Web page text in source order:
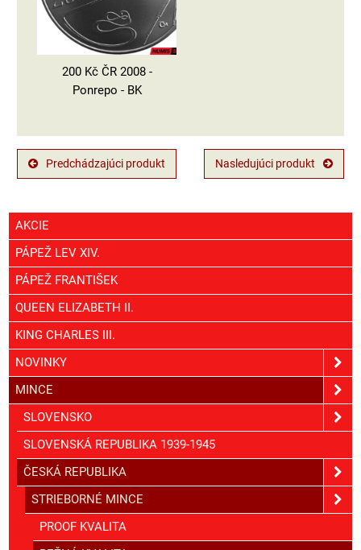
200 Kč ČR 2008 -
Ponrepo - BK
Predchádzajúci produkt Nasledujúci produkt
AKCIE
PÁPEŽ LEV XIV.
PÁPEŽ FRANTIŠEK
QUEEN ELIZABETH II.
KING CHARLES III.
NOVINKY
MINCE
SLOVENSKO
SLOVENSKÁ REPUBLIKA 1939-1945
ČESKÁ REPUBLIKA
STRIEBORNÉ MINCE
PROOF KVALITA